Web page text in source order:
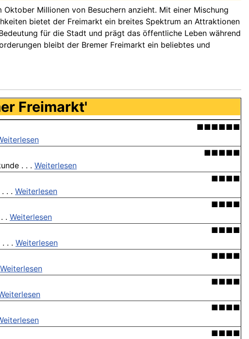
Millionen von Besuchern anzieht. Mit einer Mischung
bietet der Freimarkt ein breites Spektrum an Attraktionen
für die Stadt und prägt das öffentliche Leben während
bleibt der Bremer Freimarkt ein beliebtes und
Freimarkt'
■■■■■■
■■■■■
. . . Weiterlesen
■■■■
. . Weiterlesen
■■■■
. Weiterlesen
■■■■
. . Weiterlesen
■■■■
Weiterlesen
■■■■
■■■■
■■■■